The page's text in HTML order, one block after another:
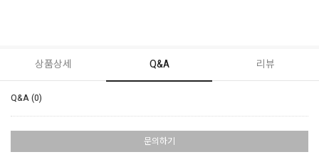
상품상세 Q&A 리뷰
Q&A (0)
문의하기